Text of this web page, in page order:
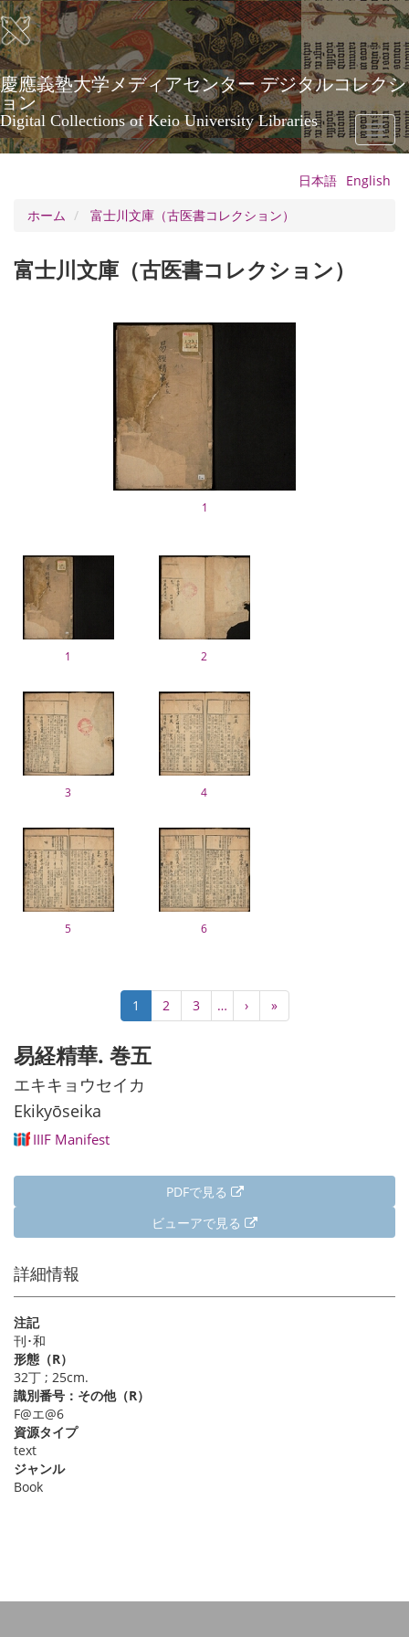
メ
イ
ン
コ
ン
テ
ン
ツ
に
慶應義塾大学メディアセンター デジタルコレクシ
ョン
Digital Collections of Keio University Libraries
Toggle
日本語 English
ホーム
富士川文庫（古医書コレクション）
富士川文庫（古医書コレクション）
1
1 2
3 4
5 6
送
り
カ
レ
ン
ト
ペ
ー
1 Page
2 Page
3 …
次
ペ
›
最
終
»
易経精華. 巻五
エキキョウセイカ
Ekikyōseika
IIIF Manifest
PDFで見る
ビューアで見る
詳細情報
注記
刊･和
形態（R）
32丁 ; 25cm.
識別番号：その他（R）
F@エ@6
資源タイプ
text
ジャンル
Book